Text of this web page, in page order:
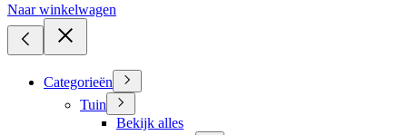
Naar winkelwagen
Categorieën
Tuin
Bekijk alles